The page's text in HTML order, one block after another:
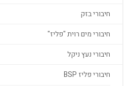
חיבורי בזק
חיבורי מים רוית "פליז"
חיבורי נעץ ניקל
חיבורי פליז BSP